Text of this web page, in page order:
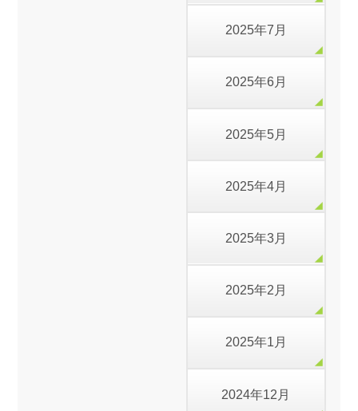
2025年7月
2025年6月
2025年5月
2025年4月
2025年3月
2025年2月
2025年1月
2024年12月